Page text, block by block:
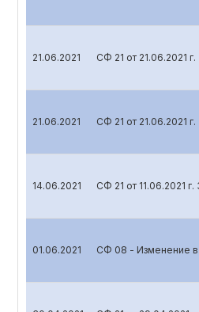
21.06.2021 СФ 21 от 21.06.2021
21.06.2021 СФ 21 от 21.06.2021
14.06.2021 СФ 21 от 11.06.2021
01.06.2021 СФ 08 - Изменение в